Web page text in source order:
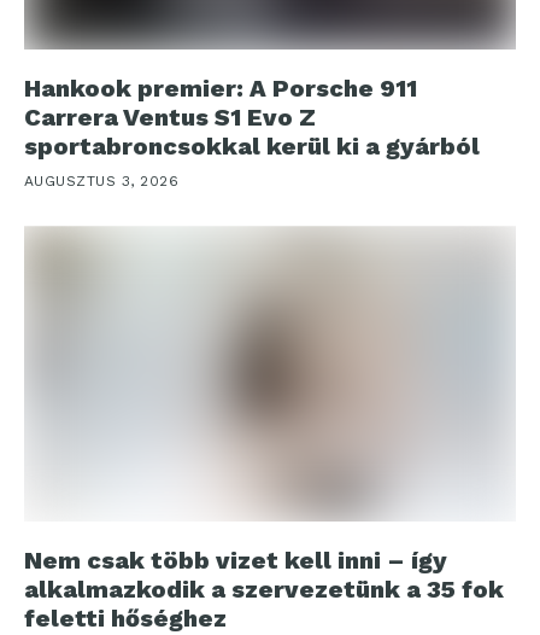
Hankook premier: A Porsche 911
Carrera Ventus S1 Evo Z
sportabroncsokkal kerül ki a gyárból
AUGUSZTUS 3, 2026
Nem csak több vizet kell inni – így
alkalmazkodik a szervezetünk a 35 fok
feletti hőséghez